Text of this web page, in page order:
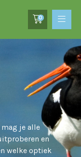
0
je alle
en
welke optiek